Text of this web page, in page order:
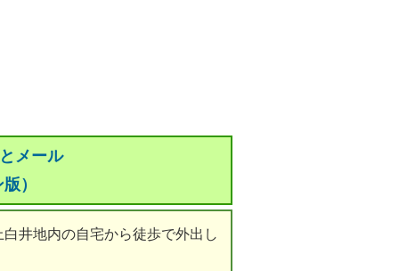
メール
）
井地内の自宅から徒歩で外出し